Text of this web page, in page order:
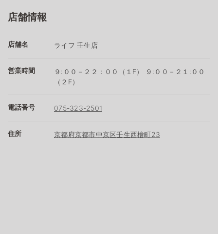
店舗情報
店舗名 ライフ 壬生店
営業時間
９:００－２２：００（１F） ９:００－２１:００
（２F）
電話番号 075-323-2501
住所 京都府京都市中京区壬生西檜町23